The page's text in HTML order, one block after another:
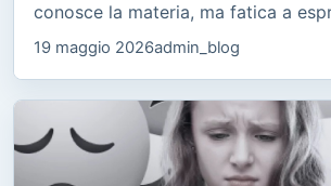
conosce la materia, ma fatica a
19 maggio 2026admin_blog